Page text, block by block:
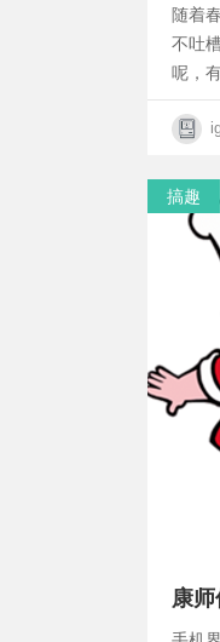
随着
不吐
呢，
搞趣
康